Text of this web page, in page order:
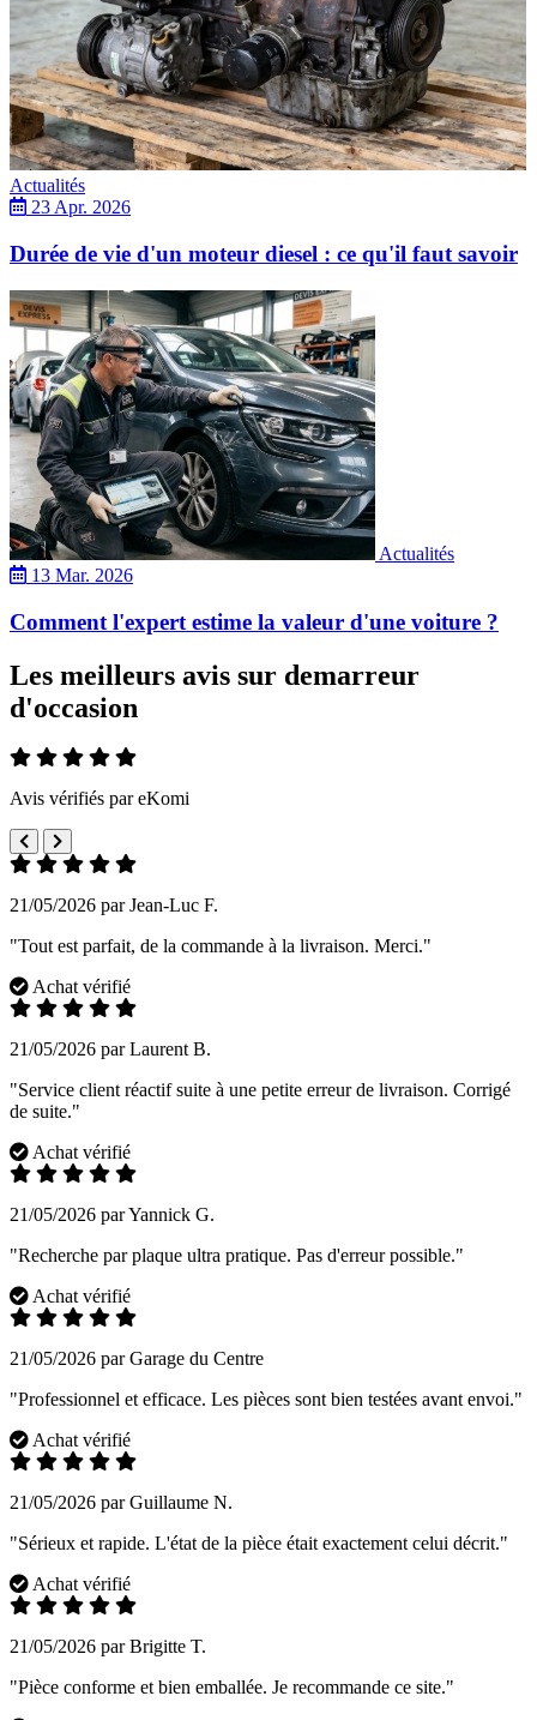
Actualités
23 Apr. 2026
Durée de vie d'un moteur diesel : ce qu'il faut savoir
Actualités
13 Mar. 2026
Comment l'expert estime la valeur d'une voiture ?
Les meilleurs avis sur demarreur
d'occasion
Avis vérifiés par eKomi
21/05/2026 par Jean-Luc F.
"Tout est parfait, de la commande à la livraison. Merci."
Achat vérifié
21/05/2026 par Laurent B.
"Service client réactif suite à une petite erreur de livraison. Corrigé
de suite."
Achat vérifié
21/05/2026 par Yannick G.
"Recherche par plaque ultra pratique. Pas d'erreur possible."
Achat vérifié
21/05/2026 par Garage du Centre
"Professionnel et efficace. Les pièces sont bien testées avant envoi."
Achat vérifié
21/05/2026 par Guillaume N.
"Sérieux et rapide. L'état de la pièce était exactement celui décrit."
Achat vérifié
21/05/2026 par Brigitte T.
"Pièce conforme et bien emballée. Je recommande ce site."